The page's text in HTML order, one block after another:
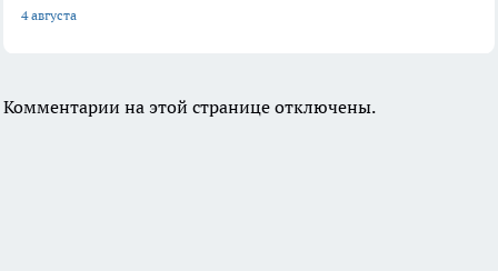
4 августа
Комментарии на этой странице отключены.